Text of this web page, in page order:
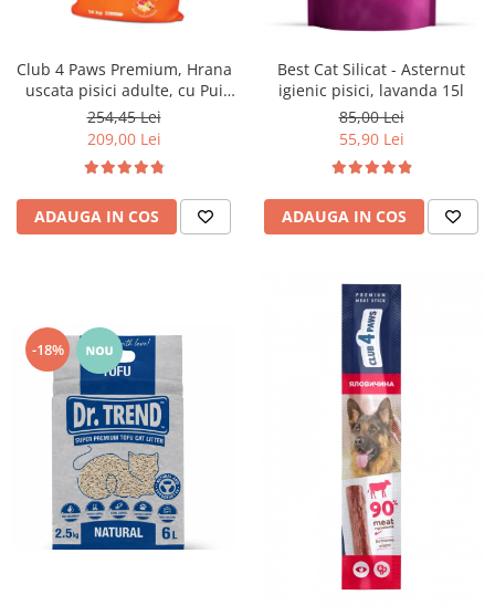
Club 4 Paws Premium, Hrana
uscata pisici adulte, cu Pui
14kg
254,45 Lei
209,00 Lei
ADAUGA IN COS
Best Cat Silicat - Asternut
igienic pisici, lavanda 15l
85,00 Lei
55,90 Lei
ADAUGA IN COS
-18%